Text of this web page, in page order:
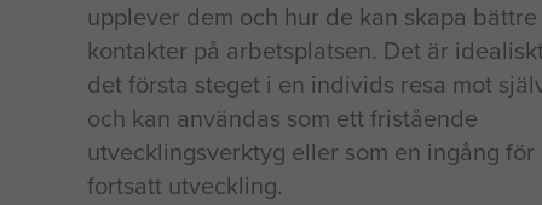
upplever dem och hur de kan skapa bättre
kontakter på arbetsplatsen. Det är
det första steget i en individs resa mot
och kan användas som ett fristående
utvecklingsverktyg eller som en ingång för
fortsatt utveckling.